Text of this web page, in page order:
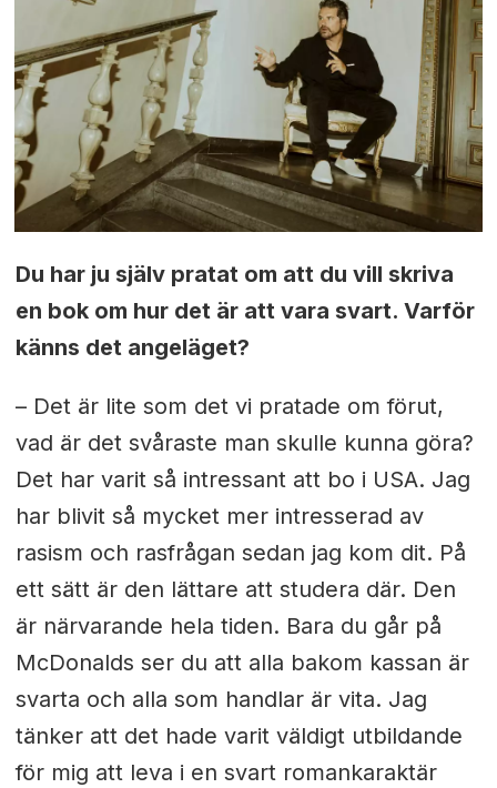
Du har ju själv pratat om att du vill skriva
en bok om hur det är att vara svart. Varför
känns det angeläget?
– Det är lite som det vi pratade om förut,
vad är det svåraste man skulle kunna göra?
Det har varit så intressant att bo i USA. Jag
har blivit så mycket mer intresserad av
rasism och rasfrågan sedan jag kom dit. På
ett sätt är den lättare att studera där. Den
är närvarande hela tiden. Bara du går på
McDonalds ser du att alla bakom kassan är
svarta och alla som handlar är vita. Jag
tänker att det hade varit väldigt utbildande
för mig att leva i en svart romankaraktär